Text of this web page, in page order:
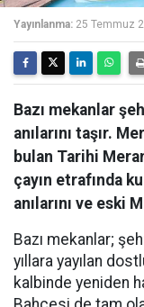
Yayınlanma: 25 Temmuz
Bazı mekanlar
anılarını taşır.
bulan Tarihi
çayın etrafında
anılarını ve eski
Bazı mekanlar;
yıllara yayılan
kalbinde yeniden